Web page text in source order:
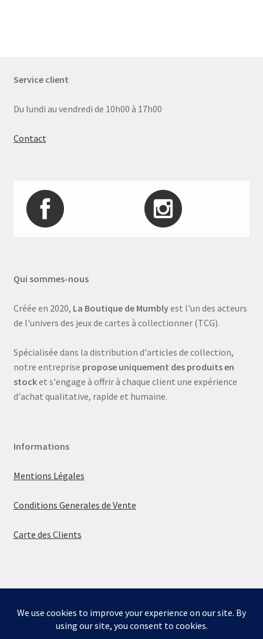
Bienvenue sur la boutique de Mumbly - Cartes de
Service client
Du lundi au vendredi de 10h00 à 17h00
Contact
Qui sommes-nous
Créée en 2020, La Boutique de Mumblyest l'un des acteurs
de l'univers des jeux de cartes à collectionner (TCG).
Spécialisée dans la distribution d'articles de collection,
notre entreprise propose uniquement des produits en
stocket s'engage à offrir à chaque client une expérience
d'achat qualitative, rapide et humaine.
Informations
Mentions Légales
Conditions Generales de Vente
Carte des Clients
© La boutique de Mumbly 2026
Built with WooCommerce.